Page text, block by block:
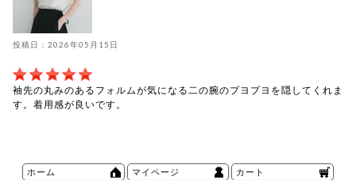
投稿日：2026年05月15日
袖先の丸みのあるフォルムが気になる二の腕のプヨプヨを隠してくれま
す。着用感が良いです。
ホーム マイページ カート